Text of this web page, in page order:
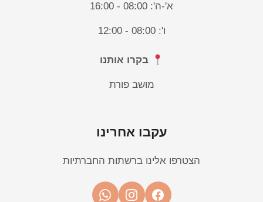
א'-ה': 08:00 - 16:00
ו': 08:00 - 12:00
בקרו אותנו
מושב פורת
עקבו אחרינו
הצטרפו אלינו ברשתות החברתיות